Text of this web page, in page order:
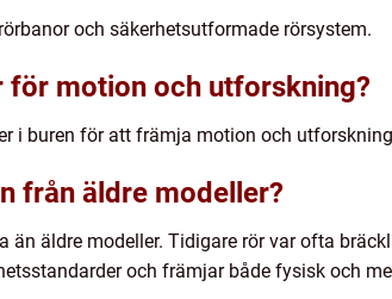
och säkerhetsutformade rörsystem.
för motion och utforskning?
i buren för att främja motion och
från äldre modeller?
än äldre modeller. Tidigare rör var ofta
och främjar både fysisk och